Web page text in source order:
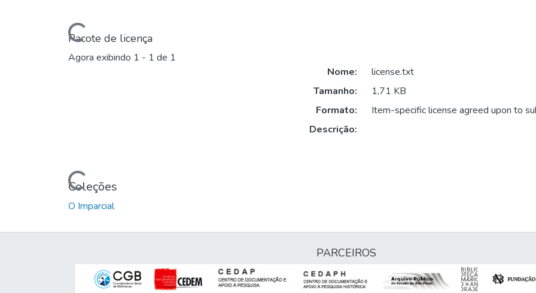
Carregando...
Pacote de licença
Agora exibindo 1 - 1 de 1
Carregando...
Nome:
license.txt
Tamanho:
1,71 KB
Formato:
Item-specific license agreed upon to
Descrição:
Coleções
O Imparcial
PARCEIROS